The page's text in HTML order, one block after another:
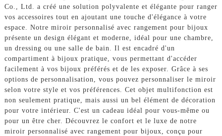
Co., Ltd. a créé une solution polyvalente et élégante pour ranger
vos accessoires tout en ajoutant une touche d'élégance à votre
espace. Notre miroir personnalisé avec rangement pour bijoux
présente un design élégant et moderne, idéal pour une chambre,
un dressing ou une salle de bain. Il est encadré d'un
compartiment à bijoux pratique, vous permettant d'accéder
facilement à vos bijoux préférés et de les exposer. Grâce à ses
options de personnalisation, vous pouvez personnaliser le miroir
selon votre style et vos préférences. Cet objet multifonction est
non seulement pratique, mais aussi un bel élément de décoration
pour votre intérieur. C'est un cadeau idéal pour vous-même ou
pour un être cher. Découvrez le confort et le luxe de notre
miroir personnalisé avec rangement pour bijoux, conçu pour